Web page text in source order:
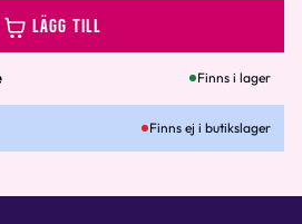
LÄGG TILL
Finns i lager
Finns ej i butikslager